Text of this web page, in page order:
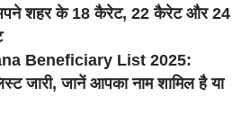
शहर के 18 कैरेट, 22 कैरेट और 24
Beneficiary List 2025:
जारी, जानें आपका नाम शामिल है या